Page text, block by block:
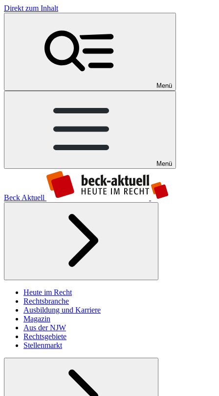
Direkt zum Inhalt
Menü
Menü
Beck Aktuell
Heute im Recht
Rechtsbranche
Ausbildung und Karriere
Magazin
Aus der NJW
Rechtsgebiete
Stellenmarkt